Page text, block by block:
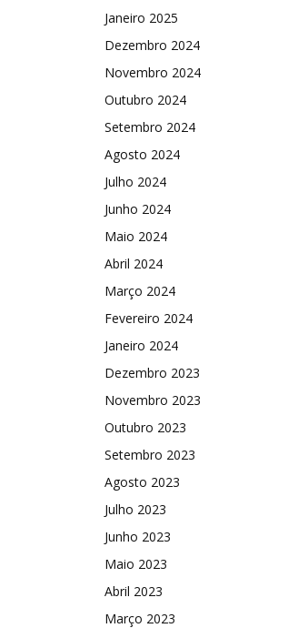
Janeiro 2025
Dezembro 2024
Novembro 2024
Outubro 2024
Setembro 2024
Agosto 2024
Julho 2024
Junho 2024
Maio 2024
Abril 2024
Março 2024
Fevereiro 2024
Janeiro 2024
Dezembro 2023
Novembro 2023
Outubro 2023
Setembro 2023
Agosto 2023
Julho 2023
Junho 2023
Maio 2023
Abril 2023
Março 2023